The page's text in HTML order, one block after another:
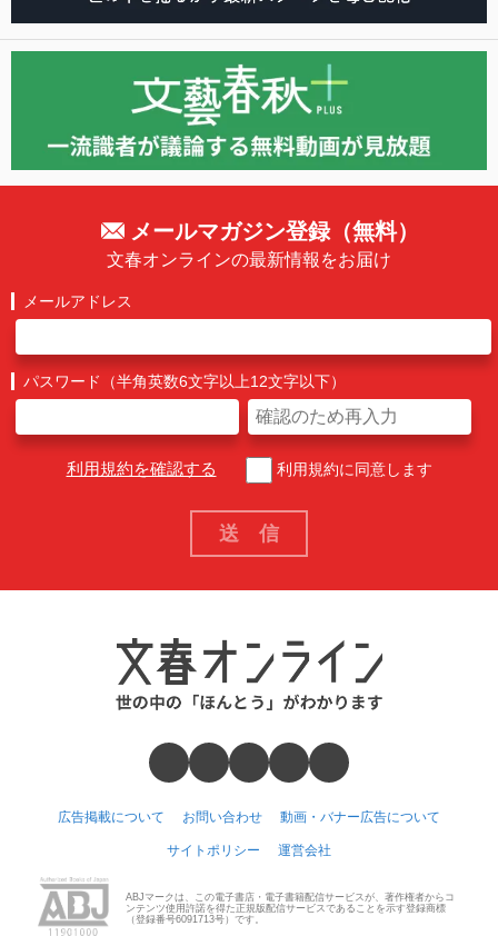
メールマガジン登録（無料）
文春オンラインの最新情報をお届け
メールアドレス
パスワード（半角英数6文字以上12文字以下）
利用規約を確認する 利用規約に同意します
広告掲載について お問い合わせ 動画・バナー広告について
サイトポリシー 運営会社
ABJマークは、この電子書店・電子書籍配信サービスが、著作権者からコ
ンテンツ使用許諾を得た正規版配信サービスであることを示す登録商標
（登録番号6091713号）です。